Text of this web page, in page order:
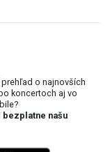
o najnovších
koncertoch aj vo
bezplatne našu